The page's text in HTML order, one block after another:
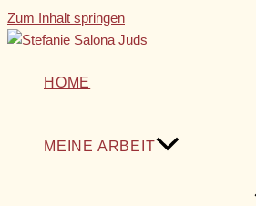
Zum Inhalt springen
HOME
MEINE ARBEIT